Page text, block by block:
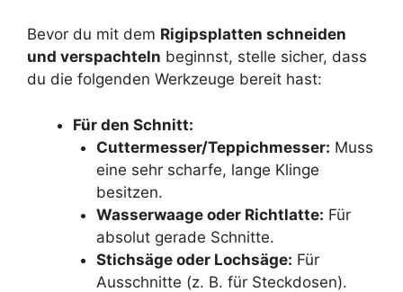
Bevor du mit dem Rigipsplatten schneiden
und verspachteln beginnst, stelle sicher, dass
du die folgenden Werkzeuge bereit hast:
Für den Schnitt:
Cuttermesser/Teppichmesser: Muss
eine sehr scharfe, lange Klinge
besitzen.
Wasserwaage oder Richtlatte: Für
absolut gerade Schnitte.
Stichsäge oder Lochsäge: Für
Ausschnitte (z. B. für Steckdosen).